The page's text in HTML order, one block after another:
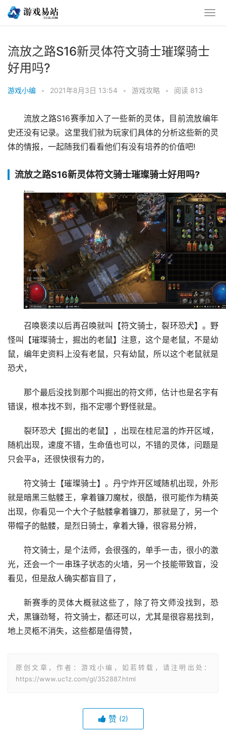
流放之路S16新灵体符文骑士璀璨骑士
好用吗?
游戏小编 • 2021年8月3日 13:54 • 游戏攻略 • 阅读 813
流放之路S16赛季加入了一些新的灵体，目前流放编年
史还没有记录。这里我们就为玩家们具体的分析这些新的灵
体的情报，一起随我们看看他们有没有培养的价值吧!
流放之路S16新灵体符文骑士璀璨骑士好用吗?
召唤亵渎以后再召唤就叫【符文骑士，裂环恐犬】。野
怪叫【璀璨骑士，掘出的老鼠】注意，这个是老鼠，不是幼
鼠，编年史资料上没有老鼠，只有幼鼠，所以这个老鼠就是
恐犬，
那个最后没找到那个叫掘出的符文师，估计也是名字有
错误，根本找不到，指不定哪个野怪就是。
裂环恐犬【掘出的老鼠】，出现在桂尼温的炸开区域，
随机出现，速度不错，生命值也可以，不错的灵体，问题是
只会平a，还很快很有力的，
符文骑士【璀璨骑士】。丹宁炸开区域随机出现，外形
就是暗黑三骷髅王，拿着镰刀魔杖，很酷，很可能作为精英
出现，你看见一个大个子骷髅拿着镰刀，那就是了，另一个
带帽子的骷髅，是烈日骑士，拿着大锤，很容易分辨，
符文骑士，是个法师，会很强的，单手一击，很小的激
光，还会一个一串珠子状态的火墙，另一个技能带致盲，没
看见，但是敌人确实都盲目了，
新赛季的灵体大概就这些了，除了符文师没找到，恐
犬，黒镰劲弩，符文骑士，都还可以，尤其是很容易找到，
地上灵柩不消失，这些都是值得赞，
原创文章，作者：游戏小编，如若转载，请注明出处：
https://www.uc1z.com/gl/352887.html
赞 (2)